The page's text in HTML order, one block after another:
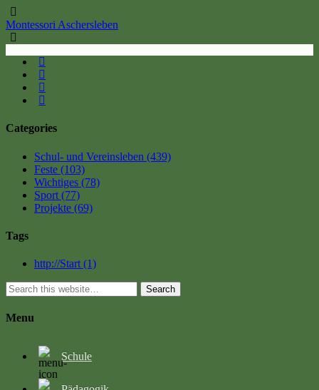
Montessori Aschersleben
Categories
Schul- und Vereinsleben (439)
Feste (103)
Wichtiges (78)
Sport (77)
Projekte (69)
Tags
http://Start (1)
Search
Menu
Schule